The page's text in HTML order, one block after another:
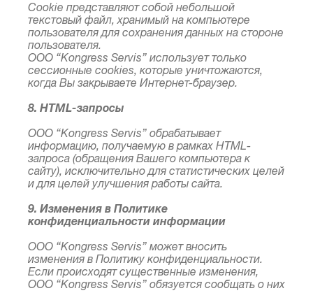
Сookie представляют собой небольшой
текстовый файл, хранимый на компьютере
пользователя для сохранения данных на стороне
пользователя.
ООО “Kongress Servis” использует только
сессионные cookies, которые уничтожаются,
когда Вы закрываете Интернет-браузер.
8. HTML-запросы
ООО “Kongress Servis” обрабатывает
информацию, получаемую в рамках HTML-
запроса (обращения Вашего компьютера к
сайту), исключительно для статистических целей
и для целей улучшения работы сайта.
9. Изменения в Политике
конфиденциальности информации
ООО “Kongress Servis” может вносить
изменения в Политику конфиденциальности.
Если происходят существенные изменения,
ООО “Kongress Servis” обязуется сообщать о них